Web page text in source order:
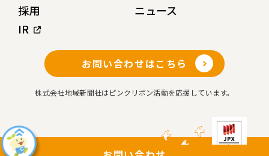
採用
IR
ニュース
お問い合わせはこちら
株式会社地域新聞社はピンクリボン活動を応援しています。